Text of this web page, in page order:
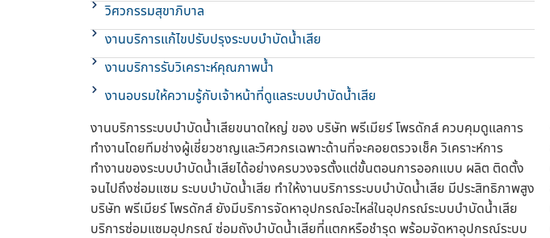
วิศวกรรมสุขาภิบาล
งานบริการแก้ไขปรับปรุงระบบบำบัดน้ำเสีย
งานบริการรับวิเคราะห์คุณภาพน้ำ
งานอบรมให้ความรู้กับเจ้าหน้าที่ดูแลระบบบำบัดน้ำเสีย
งานบริการระบบบำบัดน้ำเสียขนาดใหญ่ ของ บริษัท พรีเมียร์ โพรดักส์ ควบคุมดูแลการ
ทำงานโดยทีมช่างผู้เชี่ยวชาญและวิศวกรเฉพาะด้านที่จะคอยตรวจเช็ค วิเคราะห์การ
ทำงานของระบบบำบัดน้ำเสียได้อย่างครบวงจรตั้งแต่ขั้นตอนการออกแบบ ผลิต ติดตั้ง
จนไปถึงซ่อมแซม ระบบบำบัดน้ำเสีย ทำให้งานบริการระบบบำบัดน้ำเสีย มีประสิทธิภาพสูง
บริษัท พรีเมียร์ โพรดักส์ ยังมีบริการจัดหาอุปกรณ์อะไหล่ในอุปกรณ์ระบบบำบัดน้ำเสีย
บริการซ่อมแซมอุปกรณ์ ซ่อมถังบำบัดน้ำเสียที่แตกหรือชำรุด พร้อมจัดหาอุปกรณ์ระบบ